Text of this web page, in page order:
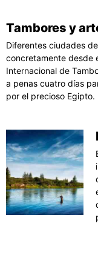
Tambores y
Diferentes ciudades
concretamente desde
Internacional de
a penas cuatro días
por el precioso Egipto.